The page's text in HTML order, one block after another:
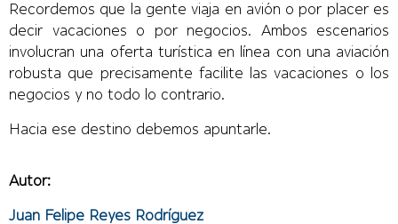
Recordemos que la gente viaja en avión o por placer es
decir vacaciones o por negocios. Ambos escenarios
involucran una oferta turística en línea con una aviación
robusta que precisamente facilite las vacaciones o los
negocios y no todo lo contrario.
Hacia ese destino debemos apuntarle.
Autor:
Juan Felipe Reyes Rodríguez